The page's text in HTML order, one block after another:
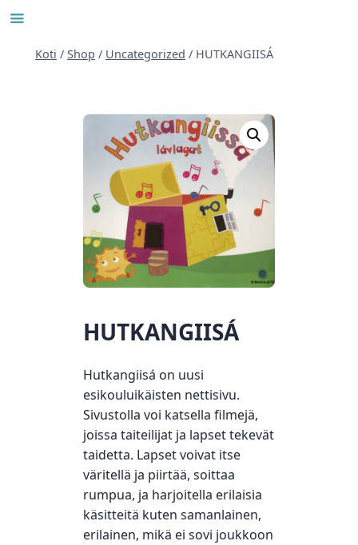
Siirry
Koti / Shop / Uncategorized / HUTKANGIISÁ
HUTKANGIISÁ
Hutkangiisá on uusi
esikouluikäisten nettisivu.
Sivustolla voi katsella filmejä,
joissa taiteilijat ja lapset tekevät
taidetta. Lapset voivat itse
väritellä ja piirtää, soittaa
rumpua, ja harjoitella erilaisia
käsitteitä kuten samanlainen,
erilainen, mikä ei sovi joukkoon